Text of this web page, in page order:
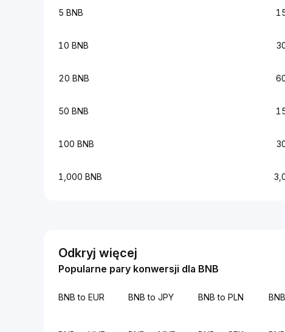
5 BNB
10 BNB
20 BNB
50 BNB
100 BNB
1,000 BNB
Odkryj więcej
Popularne pary konwersji dla BNB
BNB to EUR BNB to JPY BNB to PLN